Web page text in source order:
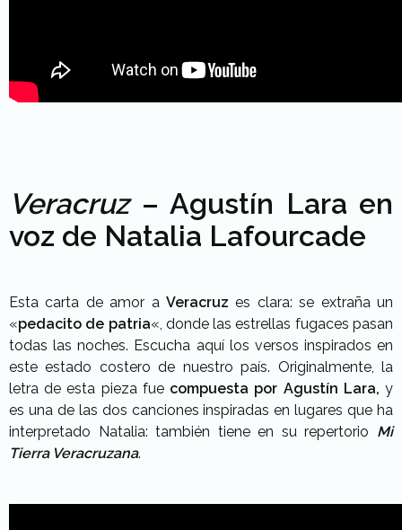
Veracruz– Agustín Lara en
voz de Natalia Lafourcade
Esta carta de amor a Veracruz es clara: se extraña un
«pedacito de patria«, donde las estrellas fugaces pasan
todas las noches. Escucha aquí los versos inspirados en
este estado costero de nuestro país. Originalmente, la
letra de esta pieza fue compuesta por Agustín Lara,y
es una de las dos canciones inspiradas en lugares que ha
interpretado Natalia: también tiene en su repertorio Mi
Tierra Veracruzana.